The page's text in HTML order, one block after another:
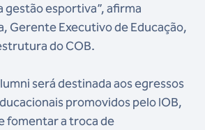
gestão esportiva”, afirma
Gerente Executivo de Educação,
do COB.
será destinada aos egressos
promovidos pelo IOB,
fomentar a troca de